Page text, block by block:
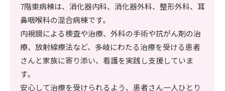
7階東病棟は、消化器内科、消化器外科、整形外科、耳
鼻咽喉科の混合病棟です。
内視鏡による検査や治療、外科の手術や抗がん剤の治
療、放射線療法など、多岐にわたる治療を受ける患者
さんと家族に寄り添い、看護を実践し支援していま
す。
安心して治療を受けられるよう、患者さん一人ひとり